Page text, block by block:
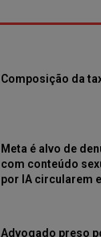
Composição da
Meta é alvo de
com conteúdo
por IA circularem
Advogado preso